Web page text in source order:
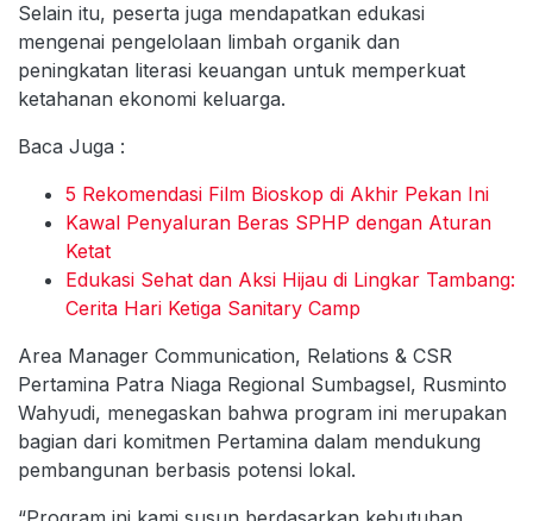
Selain itu, peserta juga mendapatkan edukasi
mengenai pengelolaan limbah organik dan
peningkatan literasi keuangan untuk memperkuat
ketahanan ekonomi keluarga.
Baca Juga :
5 Rekomendasi Film Bioskop di Akhir Pekan Ini
Kawal Penyaluran Beras SPHP dengan Aturan
Ketat
Edukasi Sehat dan Aksi Hijau di Lingkar Tambang:
Cerita Hari Ketiga Sanitary Camp
Area Manager Communication, Relations & CSR
Pertamina Patra Niaga Regional Sumbagsel, Rusminto
Wahyudi, menegaskan bahwa program ini merupakan
bagian dari komitmen Pertamina dalam mendukung
pembangunan berbasis potensi lokal.